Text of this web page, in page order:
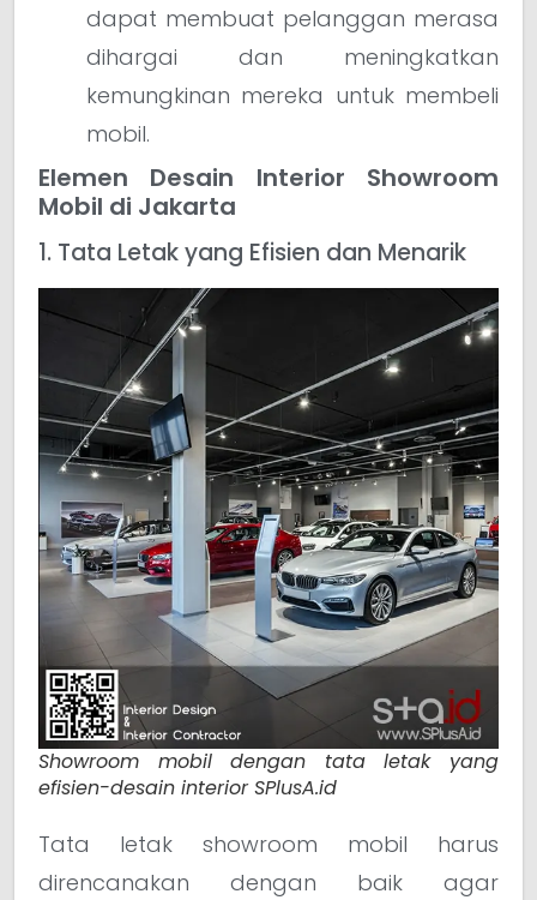
dapat membuat pelanggan merasa
dihargai dan meningkatkan
kemungkinan mereka untuk membeli
mobil.
Elemen Desain Interior Showroom
Mobil di Jakarta
1. Tata Letak yang Efisien dan Menarik
Showroom mobil dengan tata letak yang
efisien-desain interior SPlusA.id
Tata letak showroom mobil harus
direncanakan dengan baik agar